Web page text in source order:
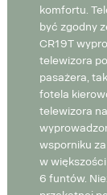
komfortu.
być zgodny
CR19T
telewizora
pasażera,
fotela
telewizora
wsporniku
w
6 funtów.